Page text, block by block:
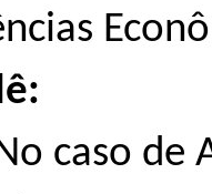
caso de